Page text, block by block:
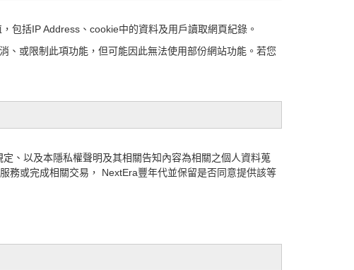
包括IP Address、cookie中的資料及用戶讀取網頁紀錄。
、或限制此項功能，但可能因此無法使用部份網站功能。若您
、以及本隱私權聲明及其相關告知內容為相關之個人資料蒐
務或完成相關交易， NextEra豐年代並保留是否同意提供該等